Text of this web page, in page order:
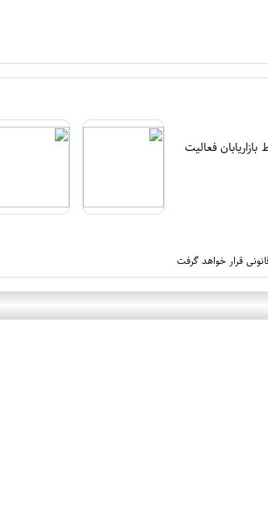
فعالیت
قرار خواهد گرفت